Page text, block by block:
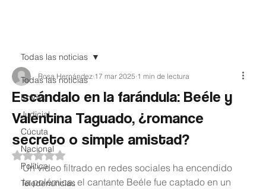
Todas las noticias
EnVivo
Judicial
Cúcuta
Nacional
Política
Teledenuncias
Todas las noticias
Escándalo en la farándula: Beéle y
Valentina Taguado, ¿romance
secreto o simple amistad?
Rosa Hernández 17 mar 2025 1 min de lectura
Obtuvo NaN de 5 estrellas.
Un video filtrado en redes sociales ha encendido
la polémica: el cantante Beéle fue captado en un